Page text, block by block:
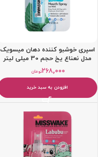
اسپری خوشبو کننده دهان میسویک
مدل نعناع یخ حجم 30 میلی لیتر
تومان۲۶۸,۰۰۰
افزودن به سبد خرید